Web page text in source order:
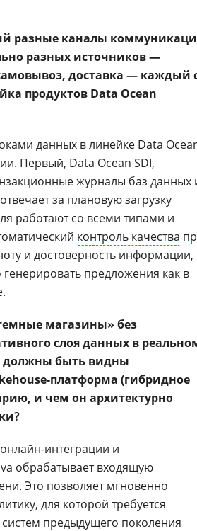
разные каналы
разных источников —
доставка — каждый
продуктов Data Ocean
данных в линейке Data
Первый, Data Ocean SDI,
журналы баз данных
за плановую загрузку
работают со всеми типами и
контроль качества
и достоверность информации,
предложения как в
магазины» без
слоя данных в
должны быть видны
платформа (гибридное
и чем он архитектурно
интеграции и
обрабатывает входящую
Это позволяет мгновенно
для которой требуется
предыдущего поколения